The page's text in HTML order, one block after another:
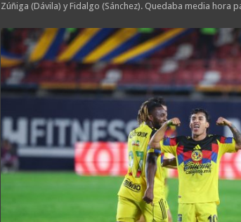
Zúñiga (Dávila) y Fidalgo (Sánchez). Quedaba media hora